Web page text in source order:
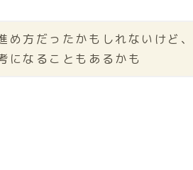
め方だったかもしれないけど
になることもあるかも